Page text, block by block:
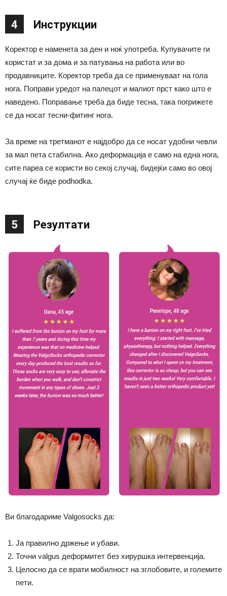
4 Инструкции
Коректор е наменета за ден и ноќ употреба. Купувачите ги
користат и за дома и за патувања на работа или во
продавниците. Коректор треба да се применуваат на гола
нога. Поправи уредот на палецот и малиот прст како што е
наведено. Поправање треба да биде тесна, така погрижете
се да носат тесни-фитинг нога.
За време на третманот е најдобро да се носат удобни чевли
за мал пета стабилна. Ако деформација е само на една нога,
сите пареа се користи во секој случај, бидејќи само во овој
случај ќе биде podhodka.
5 Резултати
Ви благодариме Valgosocks да:
Ја правилно држење и убави.
Точни valgus деформитет без хируршка интервенција.
Целосно да се врати мобилност на зглобовите, и големите
пети.